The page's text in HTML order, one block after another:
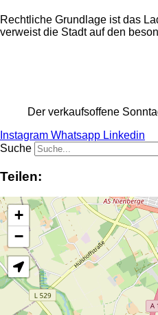
Rechtliche Grundlage ist das
verweist die Stadt auf den
Der verkaufsoffene
Instagram Whatsapp Linkedin
Suche
Teilen:
+
−